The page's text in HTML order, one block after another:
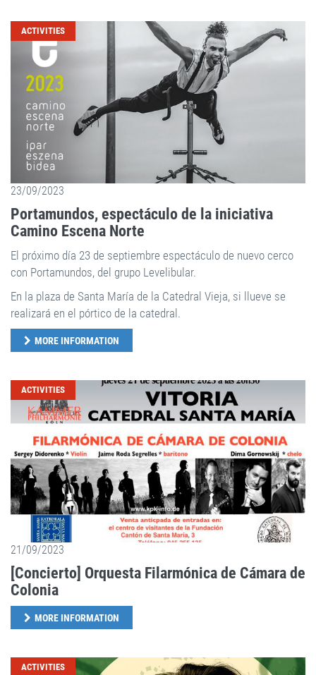
ACTIVITIES
23/09/2023
Portamundos, espectáculo de la iniciativa
Camino Escena Norte
El próximo día 23 de septiembre espectáculo de nuevo cerco
con Portamundos, del grupo Levelibular.
En la plaza de Santa María de la Catedral Vieja, si llueve se
realizará en el pórtico de la catedral.
MORE INFORMATION
ACTIVITIES
21/09/2023
[Concierto] Orquesta Filarmónica de Cámara de
Colonia
MORE INFORMATION
ACTIVITIES